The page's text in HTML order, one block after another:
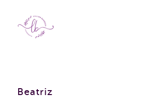
Beatriz